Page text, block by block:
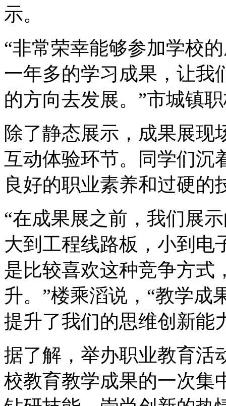
示。
“非常荣幸能够参加学校
一年多的学习成果，让我
的方向去发展。”市城镇
除了静态展示，成果展现
互动体验环节。同学们沉
良好的职业素养和过硬的
“在成果展之前，我们展
大到工程线路板，小到电
是比较喜欢这种竞争方式
升。”楼乘滔说，“教学成
提升了我们的思维创新能
据了解，举办职业教育活
校教育教学成果的一次集